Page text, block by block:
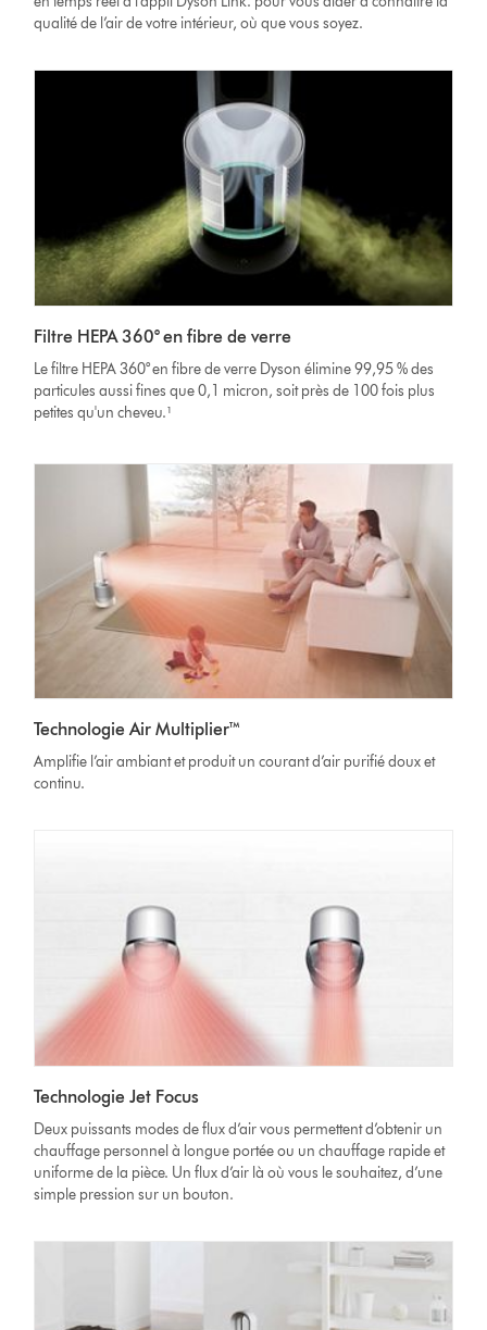
qualité de l’air de votre intérieur, où que vous soyez.
Filtre HEPA 360° en fibre de verre
Le filtre HEPA 360° en fibre de verre Dyson élimine 99,95 % des
particules aussi fines que 0,1 micron, soit près de 100 fois plus
petites qu'un cheveu.¹
Technologie Air Multiplier™
Amplifie l’air ambiant et produit un courant d’air purifié doux et
continu.
Technologie Jet Focus
Deux puissants modes de flux d’air vous permettent d’obtenir un
chauffage personnel à longue portée ou un chauffage rapide et
uniforme de la pièce. Un flux d’air là où vous le souhaitez, d’une
simple pression sur un bouton.